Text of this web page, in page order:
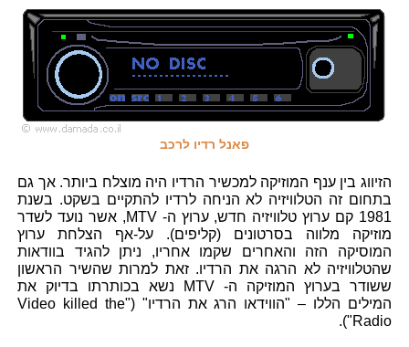
פאנל רדיו לרכב
הזיווג בין ענף המוזיקה למכשיר הרדיו היה מוצלח ביותר. אך גם
בתחום זה הטלוויזיה לא הניחה לרדיו להתקיים בשקט. בשנת
1981 קם ערוץ טלוויזיה חדש, ערוץ ה- MTV, אשר נועד לשדר
מוזיקה מלווה בסרטונים (קליפים). על-אף הצלחת ערוץ
המוסיקה הזה והאחרים שקמו אחריו, ניתן להגיד בוודאות
שהטלוויזיה לא הרגה את הרדיו. זאת למרות שהשיר הראשון
ששודר בערוץ המוזיקה ה- MTV נשא בכותרתו בדיוק את
המילים הללו – "הווידאו הרג את הרדיו" ("Video killed the
Radio").